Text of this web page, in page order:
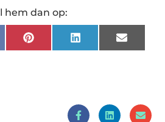
hem dan op:
PinterestLinkedInEmail